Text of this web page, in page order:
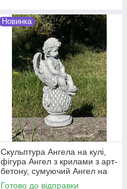
Новинка
Скульптура Ангела на кулі,
фігура Ангел з крилами з арт-
бетону, сумуючий Ангел на
могилу воїна 38 см
Готово до відправки